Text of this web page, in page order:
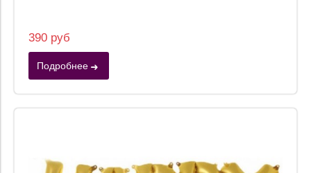
390 руб
Подробнее